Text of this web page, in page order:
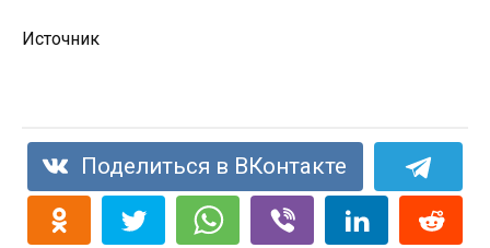
Источник
Поделиться в ВКонтакте